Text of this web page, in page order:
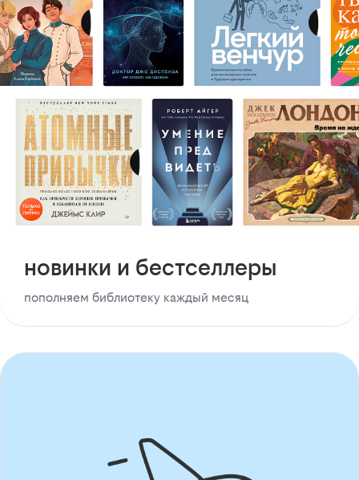
новинки и бестселлеры
пополняем библиотеку каждый месяц